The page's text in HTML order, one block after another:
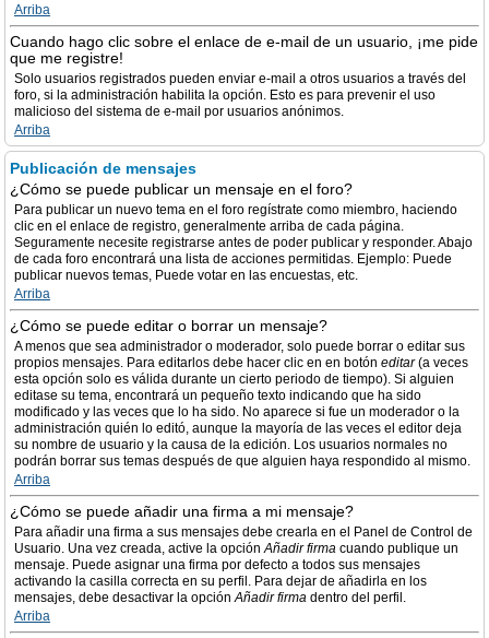
Arriba
Cuando hago clic sobre el enlace de e-mail de un usuario, ¡me pide
que me registre!
Solo usuarios registrados pueden enviar e-mail a otros usuarios a través del
foro, si la administración habilita la opción. Esto es para prevenir el uso
malicioso del sistema de e-mail por usuarios anónimos.
Arriba
Publicación de mensajes
¿Cómo se puede publicar un mensaje en el foro?
Para publicar un nuevo tema en el foro regístrate como miembro, haciendo
clic en el enlace de registro, generalmente arriba de cada página.
Seguramente necesite registrarse antes de poder publicar y responder. Abajo
de cada foro encontrará una lista de acciones permitidas. Ejemplo: Puede
publicar nuevos temas, Puede votar en las encuestas, etc.
Arriba
¿Cómo se puede editar o borrar un mensaje?
A menos que sea administrador o moderador, solo puede borrar o editar sus
propios mensajes. Para editarlos debe hacer clic en en botón editar(a veces
esta opción solo es válida durante un cierto periodo de tiempo). Si alguien
editase su tema, encontrará un pequeño texto indicando que ha sido
modificado y las veces que lo ha sido. No aparece si fue un moderador o la
administración quién lo editó, aunque la mayoría de las veces el editor deja
su nombre de usuario y la causa de la edición. Los usuarios normales no
podrán borrar sus temas después de que alguien haya respondido al mismo.
Arriba
¿Cómo se puede añadir una firma a mi mensaje?
Para añadir una firma a sus mensajes debe crearla en el Panel de Control de
Usuario. Una vez creada, active la opciónAñadir firma cuando publique un
mensaje. Puede asignar una firma por defecto a todos sus mensajes
activando la casilla correcta en su perfil. Para dejar de añadirla en los
mensajes, debe desactivar la opciónAñadir firma dentro del perfil.
Arriba